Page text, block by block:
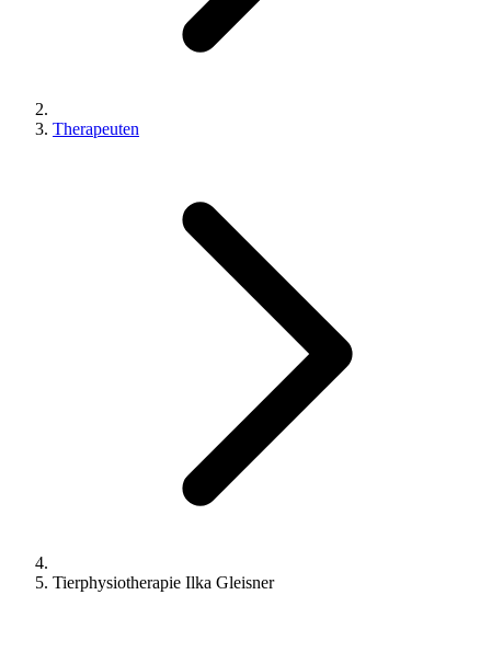
Therapeuten
Tierphysiotherapie Ilka Gleisner